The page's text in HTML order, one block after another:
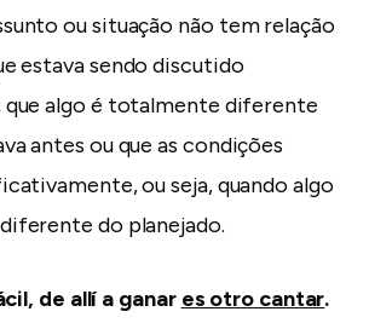
ou situação não tem relação
estava sendo discutido
algo é totalmente diferente
antes ou que as condições
ou seja, quando algo
do planejado.
de allí a ganar es otro cantar.